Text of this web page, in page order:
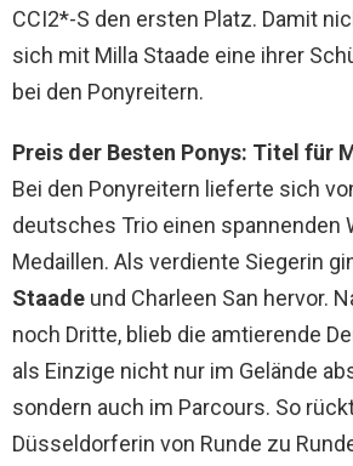
CCI2*-S den ersten Platz. Damit
sich mit Milla Staade eine ihrer
bei den Ponyreitern.
Preis der Besten Ponys: Titel für
Bei den Ponyreitern lieferte sich
deutsches Trio einen spannenden
Medaillen. Als verdiente Siegerin
Staade und Charleen San hervor.
noch Dritte, blieb die amtierende
als Einzige nicht nur im Gelände
sondern auch im Parcours. So
Düsseldorferin von Runde zu